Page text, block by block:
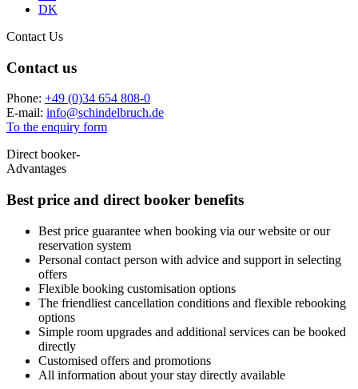
DK
Contact Us
Contact us
Phone: +49 (0)34 654 808-0
E-mail: info@schindelbruch.de
To the enquiry form
Direct booker-
Advantages
Best price and direct booker benefits
Best price guarantee when booking via our website or our
reservation system
Personal contact person with advice and support in selecting
offers
Flexible booking customisation options
The friendliest cancellation conditions and flexible rebooking
options
Simple room upgrades and additional services can be booked
directly
Customised offers and promotions
All information about your stay directly available